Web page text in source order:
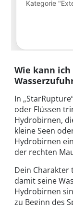
Wie kann
In
oder Flüssen
Hydrobirnen,
kleine Seen
Hydrobirnen
der rechten
Dein
damit seine
Hydrobirnen
zu Beginn des